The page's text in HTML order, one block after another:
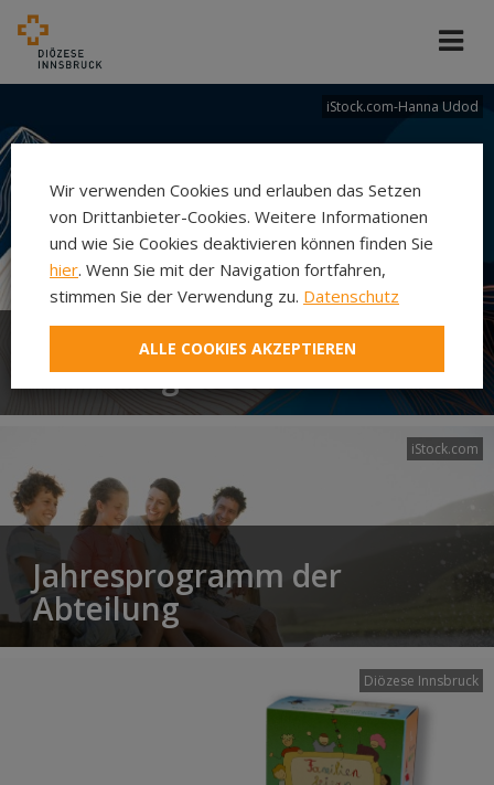
iStock.com-Hanna Udod
Abteilung Ehe und Familie
iStock.com
Jahresprogramm der
Abteilung
Diözese Innsbruck
Wir verwenden Cookies und erlauben das Setzen
von Drittanbieter-Cookies. Weitere Informationen
und wie Sie Cookies deaktivieren können finden Sie
hier. Wenn Sie mit der Navigation fortfahren,
stimmen Sie der Verwendung zu. Datenschutz
ALLE COOKIES AKZEPTIEREN